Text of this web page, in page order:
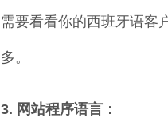
需要看看你的西班牙语客
多。
3. 网站程序语言：